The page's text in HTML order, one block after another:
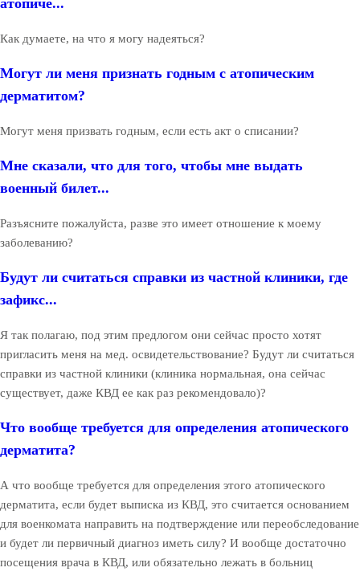
атопиче...
Как думаете, на что я могу надеяться?
Могут ли меня признать годным с атопическим
дерматитом?
Могут меня призвать годным, если есть акт о списании?
Мне сказали, что для того, чтобы мне выдать
военный билет...
Разъясните пожалуйста, разве это имеет отношение к моему
заболеванию?
Будут ли считаться справки из частной клиники, где
зафикс...
Я так полагаю, под этим предлогом они сейчас просто хотят
пригласить меня на мед. освидетельствование? Будут ли считаться
справки из частной клиники (клиника нормальная, она сейчас
существует, даже КВД ее как раз рекомендовало)?
Что вообще требуется для определения атопического
дерматита?
А что вообще требуется для определения этого атопического
дерматита, если будет выписка из КВД, это считается основанием
для военкомата направить на подтверждение или переобследование
и будет ли первичный диагноз иметь силу? И вообще достаточно
посещения врача в КВД, или обязательно лежать в больниц